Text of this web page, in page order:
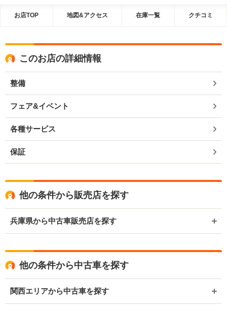
お店TOP 地図&アクセス 在庫一覧 クチコミ
このお店の詳細情報
整備
フェア&イベント
各種サービス
保証
他の条件から販売店を探す
兵庫県から中古車販売店を探す
他の条件から中古車を探す
関西エリアから中古車を探す